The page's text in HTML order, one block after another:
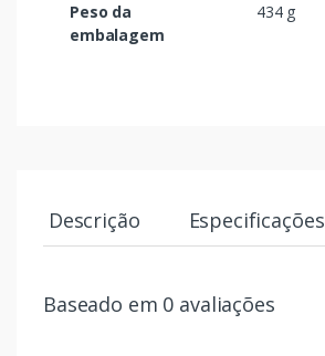
Peso da
embalagem
434 g
Descrição Especificações
Baseado em 0 avaliações